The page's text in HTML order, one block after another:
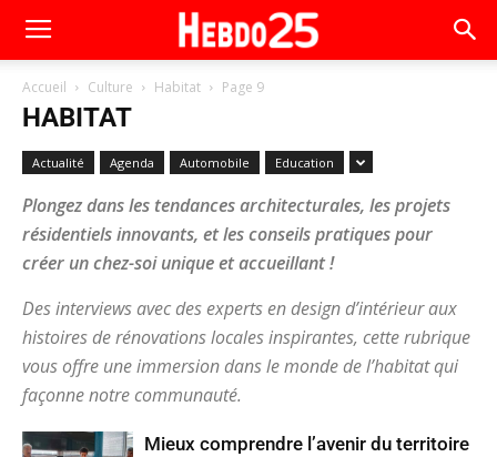
Accueil Culture Habitat Page 9
HABITAT
Actualité Agenda Automobile Education
Plongez dans les tendances architecturales, les projets
résidentiels innovants, et les conseils pratiques pour
créer un chez-soi unique et accueillant !
Des interviews avec des experts en design d’intérieur aux
histoires de rénovations locales inspirantes, cette rubrique
vous offre une immersion dans le monde de l’habitat qui
façonne notre communauté.
Mieux comprendre l’avenir du territoire